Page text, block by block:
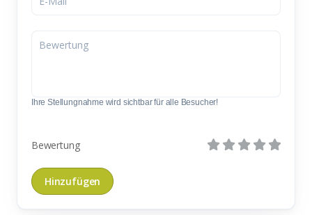
Ihre Stellungnahme wird sichtbar für alle Besucher!
Bewertung